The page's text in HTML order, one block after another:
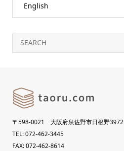
English
〒598-0021 大阪府泉佐野市日根野3972
TEL: 072-462-3445
FAX: 072-462-8614